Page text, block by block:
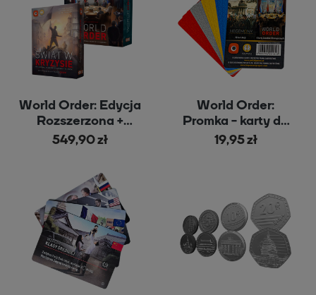
World Order: Edycja
Rozszerzona +
Świat w Kryzysie
549,90 zł
World Order:
Promka - karty do
Hegemony
19,95 zł